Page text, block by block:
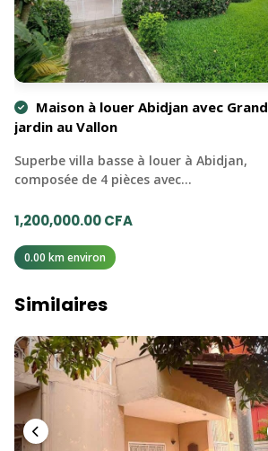
Maison à louer Abidjan avec Grand
jardin au Vallon
Superbe villa basse à louer à Abidjan,
composée de 4 pièces avec…
1,200,000.00 CFA
0.00 km environ
Similaires